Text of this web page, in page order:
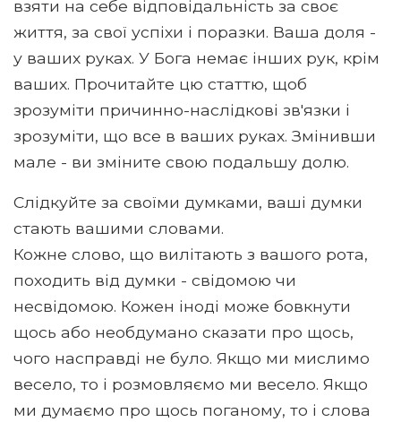
взяти на себе відповідальність за своє
життя, за свої успіхи і поразки. Ваша доля -
у ваших руках. У Бога немає інших рук, крім
ваших. Прочитайте цю статтю, щоб
зрозуміти причинно-наслідкові зв'язки і
зрозуміти, що все в ваших руках. Змінивши
мале - ви зміните свою подальшу долю.
Слідкуйте за своїми думками, ваші думки
стають вашими словами.
Кожне слово, що вилітають з вашого рота,
походить від думки - свідомою чи
несвідомою. Кожен іноді може бовкнути
щось або необдумано сказати про щось,
чого насправді не було. Якщо ми мислимо
весело, то і розмовляємо ми весело. Якщо
ми думаємо про щось поганому, то і слова